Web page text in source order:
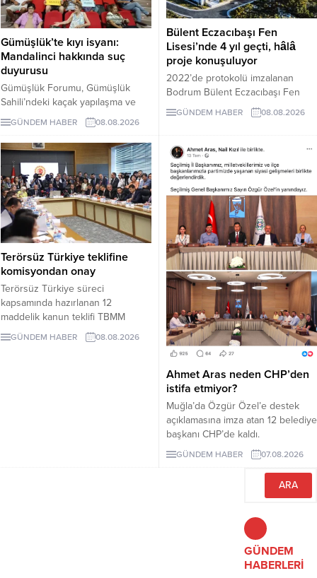
Gümüşlük’te kıyı isyanı:
Mandalinci hakkında suç
duyurusu
Gümüşlük Forumu, Gümüşlük
Sahili’ndeki kaçak yapılaşma ve
Çayıraltı Halk Plajı’ndaki işgal
iddiaları nedeniyle Bodrum
Belediye Başkanı Tamer
Mandalinci hakkında suç
duyurusunda bulundu.
GÜNDEM HABER 08.08.2026
Bülent Eczacıbaşı Fen
Lisesi’nde 4 yıl geçti, hâlâ
proje konuşuluyor
2022’de protokolü imzalanan
Bodrum Bülent Eczacıbaşı Fen
Lisesi için dört yıl sonra hâlâ proje
süreci görüşülüyor. Okulun ne
kabul edeceği belirsiz.
GÜNDEM HABER 08.08.2026
Terörsüz Türkiye teklifine
komisyondan onay
Terörsüz Türkiye süreci
kapsamında hazırlanan 12
maddelik kanun teklifi TBMM
Adalet Komisyonunda kabul edildi.
Teklif 5 ve 10 yıllık erteleme
GÜNDEM HABER 08.08.2026
Ahmet Aras neden CHP’den
istifa etmiyor?
Muğla’da Özgür Özel’e destek
açıklamasına imza atan 12 belediye
başkanı CHP’de kaldı.
Milletvekilleri Yeni Parti’ye
geçerken belediye başkanlarının
tutumu ve CHP yönetiminin
GÜNDEM HABER 07.08.2026
GÜNDEM
HABERLERİ